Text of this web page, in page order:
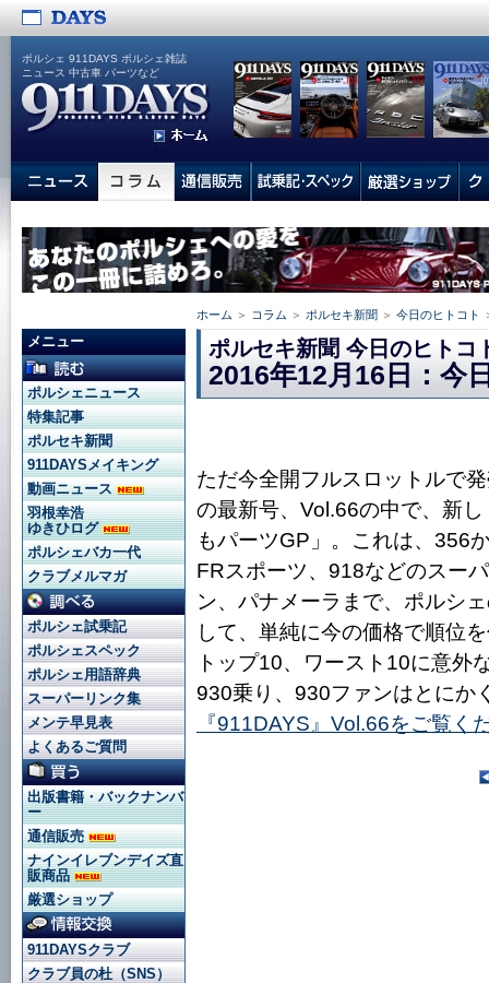
ポルシェ 911DAYS ポルシェ雑誌
ニュース 中古車 パーツなど
ホーム ＞ コラム ＞ ポルセキ新聞 ＞ 今日のヒトコト
ポルセキ新聞 今日のヒトコ
2016年12月16日：今
ただ今全開フルスロットルで
の最新号、Vol.66の中で、新
もパーツGP」。これは、356
FRスポーツ、918などのスー
ン、パナメーラまで、ポルシ
して、単純に今の価格で順位
トップ10、ワースト10に意外
930乗り、930ファンはとにか
『911DAYS』Vol.66をご覧く
メニュー
ポルシェニュース
特集記事
ポルセキ新聞
911DAYSメイキング
動画ニュース
羽根幸浩
ゆきひログ
ポルシェバカ一代
クラブメルマガ
ポルシェ試乗記
ポルシェスペック
ポルシェ用語辞典
スーパーリンク集
メンテ早見表
よくあるご質問
出版書籍・バックナンバ
ー
通信販売
ナインイレブンデイズ直
販商品
厳選ショップ
911DAYSクラブ
クラブ員の杜（SNS）